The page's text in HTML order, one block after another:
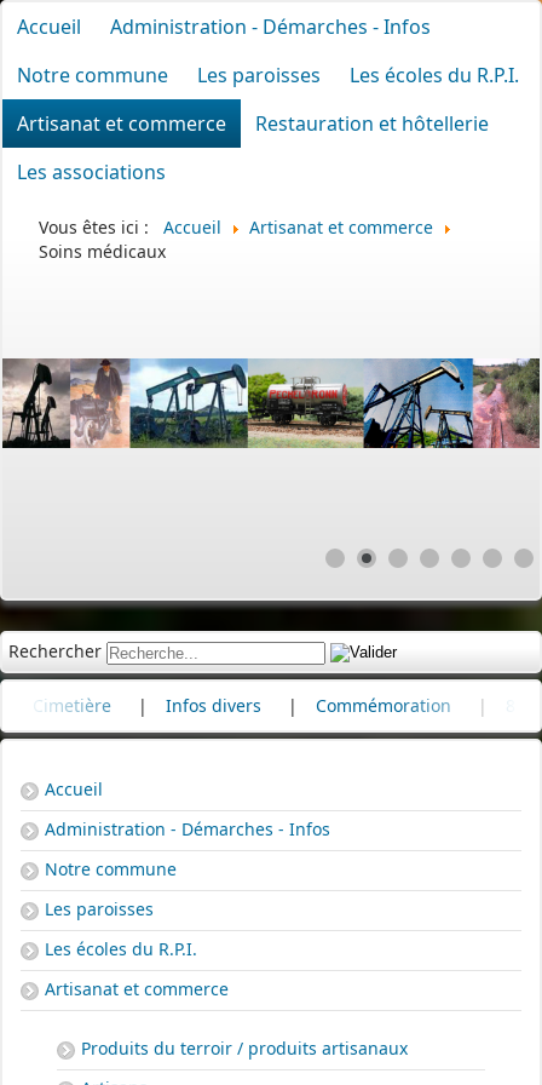
Accueil
Administration - Démarches - Infos
Notre commune
Les paroisses
Les écoles du R.P.I.
Artisanat et commerce
Restauration et hôtellerie
Les associations
Vous êtes ici : Accueil
Artisanat et commerce
Soins médicaux
Rechercher
| Infos divers | Commémoration | 80e
Accueil
Administration - Démarches - Infos
Notre commune
Les paroisses
Les écoles du R.P.I.
Artisanat et commerce
Produits du terroir / produits artisanaux